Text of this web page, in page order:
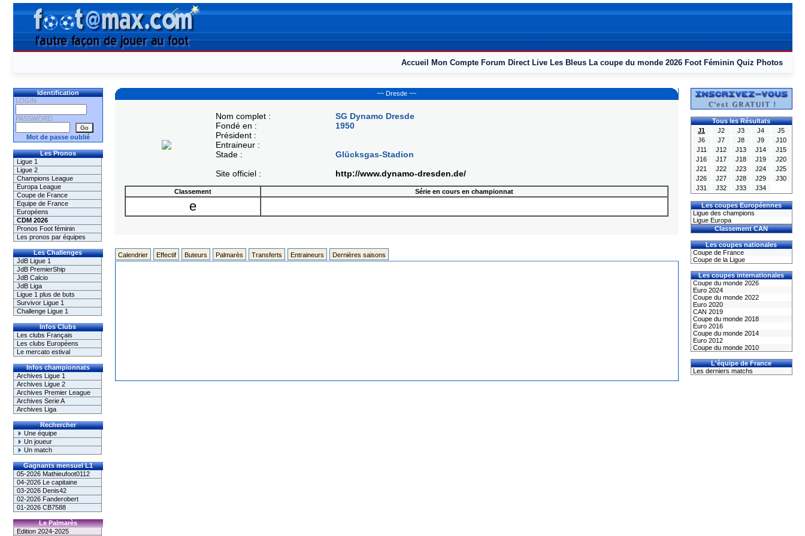
Accueil Mon Compte Forum Direct Live Les Bleus La coupe du monde 2026 Foot Féminin Quiz Photos
Identification
LOGIN
PASSWORD
Mot de passe oublié
Les Pronos
Ligue 1
Ligue 2
Champions League
Europa League
Coupe de France
Equipe de France
Européens
CDM 2026
Pronos Foot féminin
Les pronos par équipes
Les Challenges
JdB Ligue 1
JdB PremierShip
JdB Calcio
JdB Liga
Ligue 1 plus de buts
Survivor Ligue 1
Challenge Ligue 1
Infos Clubs
Les clubs Français
Les clubs Européens
Le mercato estival
Infos championnats
Archives Ligue 1
Archives Ligue 2
Archives Premier League
Archives Serie A
Archives Liga
Rechercher
Une équipe
Un joueur
Un match
Gagnants mensuel L1
05-2026 Mathieufoot0112
04-2026 Le capitaine
03-2026 Denis42
02-2026 Fanderobert
01-2026 CB7588
Le Palmarès
Edition 2024-2025
~~ Dresde ~~
Nom complet :
Fondé en :
Président :
Entraineur :
Stade :
Site officiel :
SG Dynamo Dresde
1950
Glücksgas-Stadion
http://www.dynamo-dresden.de/
Classement Série en cours en championnat
e
Calendrier Effectif Buteurs Palmarès Transferts Entraineurs Dernières saisons
Tous les Résultats
J1
J2 J3 J4
J5
J6
J7 J8 J9
J10
J11
J12 J13 J14
J15
J16
J17 J18 J19
J20
J21
J22 J23 J24
J25
J26
J27 J28 J29
J30
J31
J32 J33 J34
Les coupes Européennes
Ligue des champions
Ligue Europa
Classement CAN
Les coupes nationales
Coupe de France
Coupe de la Ligue
Les coupes internationales
Coupe du monde 2026
Euro 2024
Coupe du monde 2022
Euro 2020
CAN 2019
Coupe du monde 2018
Euro 2016
Coupe du monde 2014
Euro 2012
Coupe du monde 2010
L'équipe de France
Les derniers matchs